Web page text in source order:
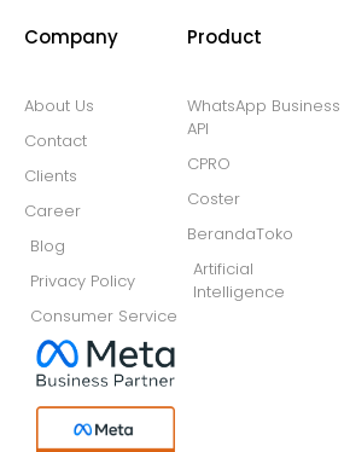
Company
About Us
Contact
Clients
Career
Blog
Privacy Policy
Consumer Service
Product
WhatsApp Business
API
CPRO
Coster
BerandaToko
Artificial
Intelligence